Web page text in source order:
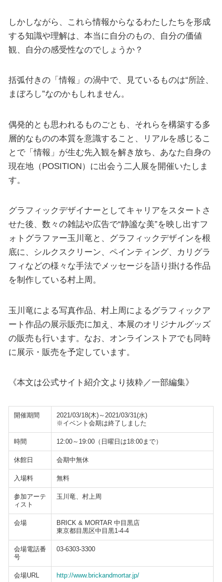
しかしながら、これら情報からなるわたしたちを形成
する知識や理解は、本当に自分のもの、自分の価値
観、自分の感受性なのでしょうか？
括弧付きの「情報」の渦中で、見ているものは“所詮、
まぼろし”なのかもしれません。
偶発的とも思われるものごとも、それらを構築する多
層的なものの本質を意識すること、リアルを感じるこ
とで「情報」が生む先入観を解き放ち、あなた自身の
現在地（POSITION）に出会う二人展を開催いたしま
す。
グラフィックデザイナーとしてキャリアをスタートさ
せた後、数々の雑誌や広告で“静謐な美”を映し出すフ
ォトグラファー玉川竜と、グラフィックデザインを根
底に、シルクスクリーン、ペインティング、カリグラ
フィなどの様々な手法でメッセージを語り掛ける作品
を制作している村上周。
玉川竜による写真作品、村上周によるグラフィックア
ート作品の展示販売に加え、本展のオリジナルグッズ
の販売も行います。なお、オンラインストアでも同時
に展示・販売を予定しています。
《本文は公式サイト紹介文より抜粋／一部編集》
開催期間
2021/03/18(木)～2021/03/31(水)
※イベント会期は終了しました
時間 12:00～19:00（日曜日は18:00まで）
休館日 会期中無休
入場料 無料
参加アーテ
ィスト
玉川竜、村上周
会場
BRICK & MORTAR 中目黒店
東京都目黒区中目黒1-4-4
会場電話番
号
03-6303-3300
会場URL http://www.brickandmortar.jp/